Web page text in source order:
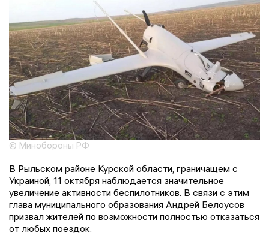
© Минобороны РФ
В Рыльском районе Курской области, граничащем с
Украиной, 11 октября наблюдается значительное
увеличение активности беспилотников. В связи с этим
глава муниципального образования Андрей Белоусов
призвал жителей по возможности полностью отказаться
от любых поездок.